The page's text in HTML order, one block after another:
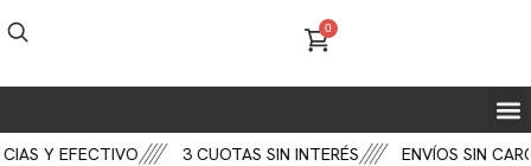
0
Y EFECTIVO 3 CUOTAS SIN INTERÉS ENVÍOS SIN CARGO